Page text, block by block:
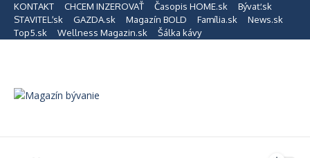
Preskočiť na obsah
KONTAKT CHCEM INZEROVAŤ Časopis HOME.sk
Bývať.sk
STAVITEĽ.sk
GAZDA.sk Magazín BOLD Família.sk
News.sk
Top5.sk
Wellness Magazin.sk Šálka kávy